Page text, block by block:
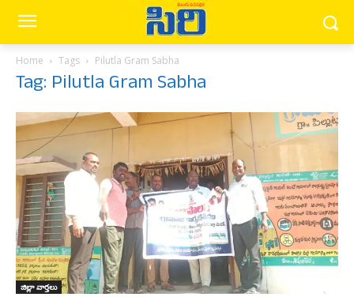
Home Tags Pilutla Gram Sabha
Tag: Pilutla Gram Sabha
జిల్లా వార్త‌లు